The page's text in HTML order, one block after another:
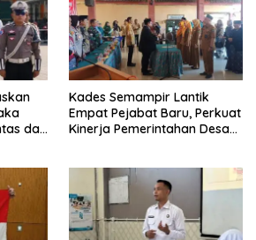
dan
Kades Semampir Lantik
Empat Pejabat Baru, Perkuat
Kinerja Pemerintahan Desa